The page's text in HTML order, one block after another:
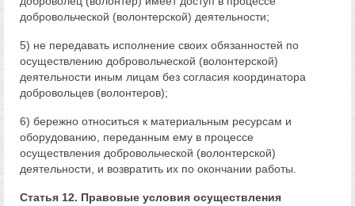
добровольческой (волонтерской) деятельности;
5) не передавать исполнение своих обязанностей по
осуществлению добровольческой (волонтерской)
деятельности иным лицам без согласия координатора
добровольцев (волонтеров);
6) бережно относиться к материальным ресурсам и
оборудованию, переданным ему в процессе
осуществления добровольческой (волонтерской)
деятельности, и возвратить их по окончании работы.
Статья 12. Правовые условия осуществления